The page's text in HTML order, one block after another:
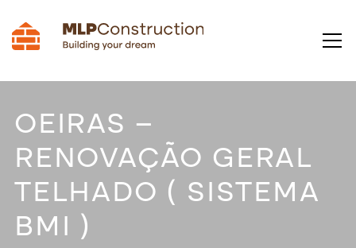
OEIRAS –
RENOVAÇÃO GERAL
TELHADO ( SISTEMA
BMI )